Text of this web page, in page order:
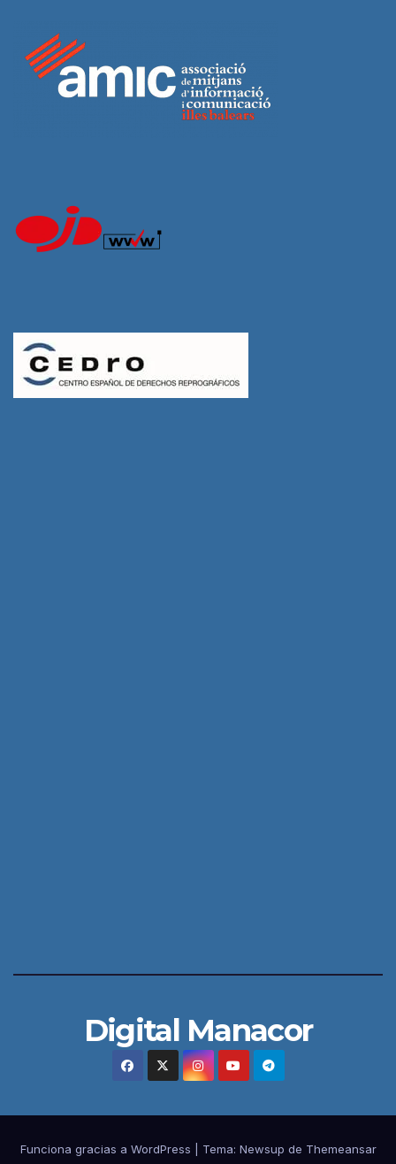
Digital Manacor
Funciona gracias a WordPress Tema: Newsup de Themeansar